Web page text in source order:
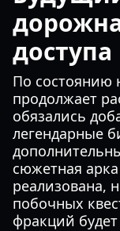
доступа
По состоянию
продолжает
обязались
легендарные
сюжетная
реализована,
побочных
фракций